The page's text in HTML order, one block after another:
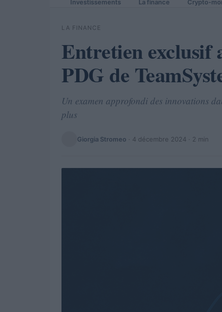
Investissements La finance Crypto-
LA FINANCE
Entretien exclusif
PDG de
Un examen approfondi des innovations
plus
Giorgia Stromeo · 4 décembre 2024 · 2 min